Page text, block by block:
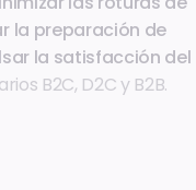
la preparación de
la satisfacción del
B2C, D2C y B2B.